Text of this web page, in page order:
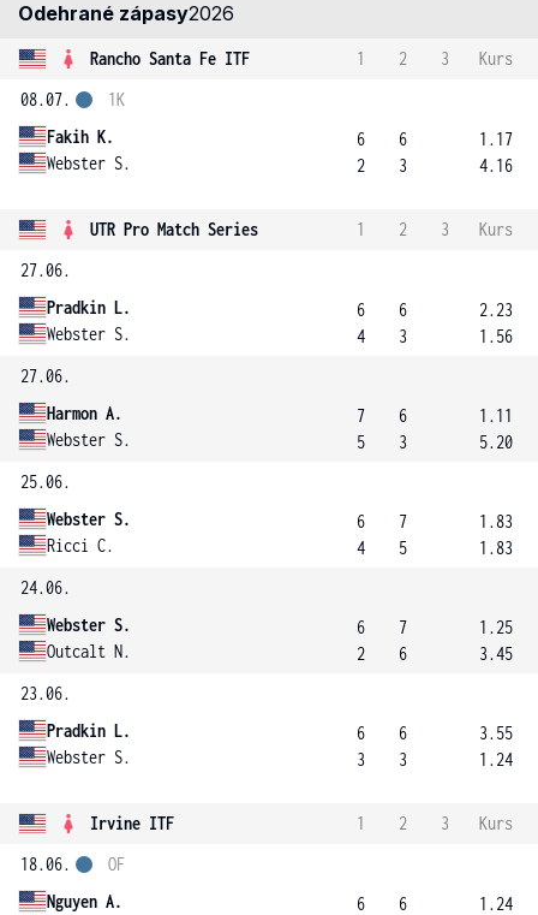
Odehrané zápasy2026
Rancho Santa Fe ITF 1 2 3
Kurs
08.07.
Fakih K.
Webster S.
1K
6
2
6
3
1.17
4.16
UTR Pro Match Series 1 2 3
Kurs
27.06.
Pradkin L.
Webster S.
6
4
6
3
2.23
1.56
27.06.
Harmon A.
Webster S.
7
5
6
3
1.11
5.20
25.06.
Webster S.
Ricci C.
6
4
7
5
1.83
1.83
24.06.
Webster S.
Outcalt N.
6
2
7
6
1.25
3.45
23.06.
Pradkin L.
Webster S.
6
3
6
3
3.55
1.24
Irvine ITF 1 2 3
Kurs
18.06.
Nguyen A.
OF
6
6
1.24